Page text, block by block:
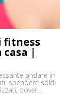
fitness
|
andare in
spendere soldi
dover
altre ragioni.